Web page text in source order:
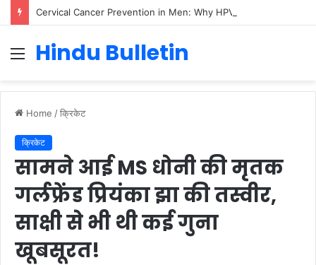
Menu
Hindu Bulletin
Home /क्रिकेट
क्रिकेट
सामने आई MS धोनी की मृतक
गर्लफ्रेंड प्रियंका झा की तस्वीर,
साक्षी से भी थी कई गुना
खूबसूरत!